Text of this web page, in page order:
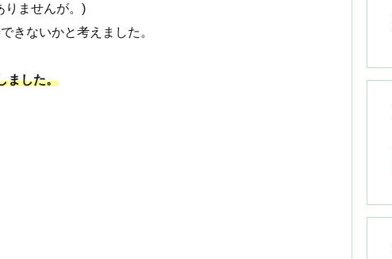
りませんが。)
きないかと考えました。
ました。